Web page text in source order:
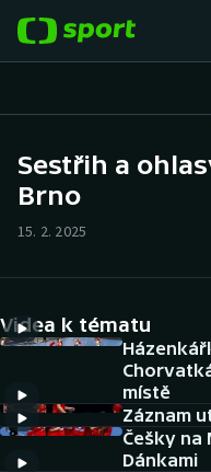
Hokej
Cyklistika
DALŠÍ SPORTY
Americký fotbal
NEPŘEHLÉDNĚTE
Sestřih a
Brno
15. 2. 2025
Videa k tématu
místě
Záznam
Češky na
Dánkami